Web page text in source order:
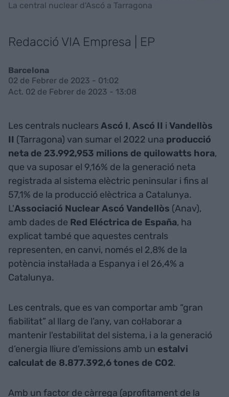
La central nuclear d'Ascó a Tarragona
Redacció VIA Empresa | EP
Barcelona
02 de Febrer de 2023 - 01:02
Act. 02 de Febrer de 2023 - 13:08
Les centrals nuclearsAscó I, Ascó II i Vandellòs
II (Tarragona) van sumar el 2022 una producció
neta de 23.992,953 milions de quilowatts hora,
que va suposar el 9,16% de la generació neta
registrada al sistema elèctric peninsular i fins al
57,1% de la producció elèctrica a Catalunya.
L'Associació Nuclear Ascó Vandellòs (Anav),
amb dades de Red Eléctrica de España, ha
explicat també que aquestes centrals
representen, en canvi, només el 2,8% de la
potència instal·lada a Espanya i el 26,4% a
Catalunya.
Les centrals, que es van comportar amb “gran
fiabilitat” al llarg de l’any, van col·laborar a
mantenir l'estabilitat del sistema, i a la generació
d’energia lliure d'emissions amb un estalvi
calculat de 8.877.392,6 tones de CO2.
Amb un factor de càrrega (aprofitament de la